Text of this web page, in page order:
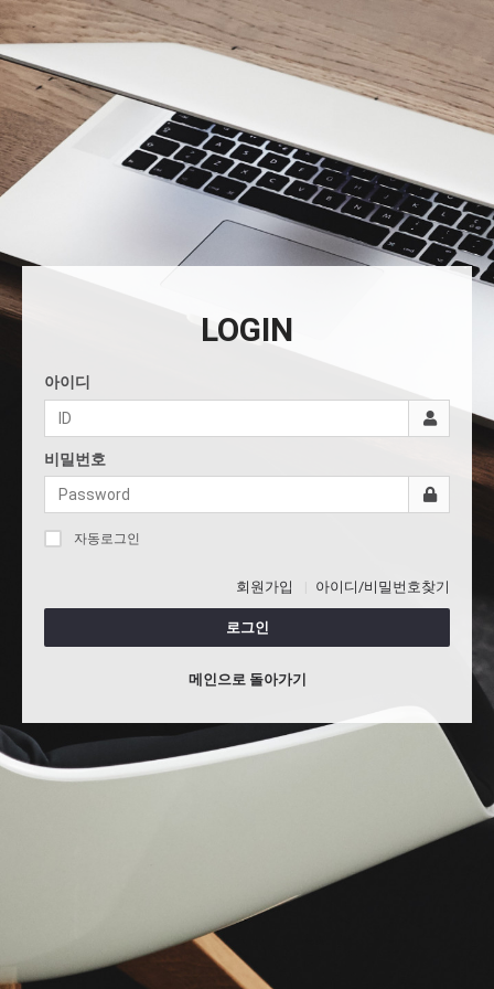
LOGIN
아이디
비밀번호
자동로그인
회원가입 아이디/비밀번호찾기
로그인
메인으로 돌아가기